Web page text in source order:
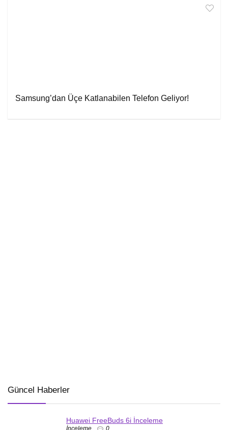
Samsung’dan Üçe Katlanabilen Telefon Geliyor!
Güncel Haberler
Huawei FreeBuds 6i İnceleme
İnceleme 0